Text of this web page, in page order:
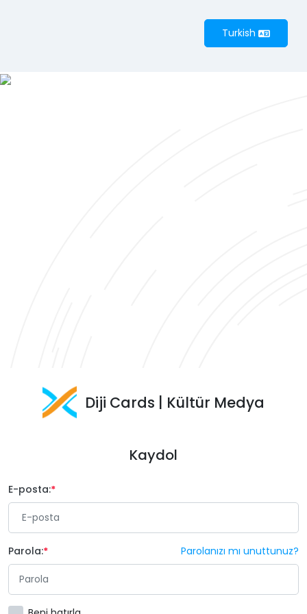
Turkish
Diji Cards | Kültür Medya
Kaydol
E-posta:
Parola: Parolanızı mı unuttunuz?